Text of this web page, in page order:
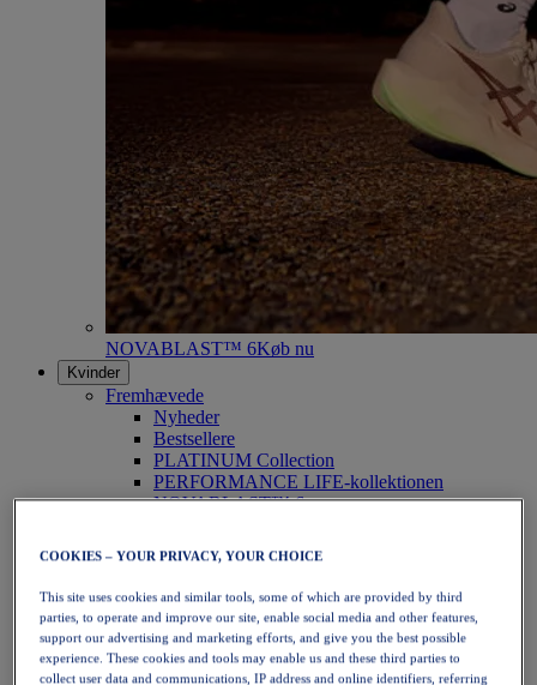
NOVABLAST™ 6Køb nu
Kvinder
Fremhævede
Nyheder
Bestsellere
PLATINUM Collection
PERFORMANCE LIFE-kollektionen
NOVABLAST™ 6
Løb
Trailløb
Tennis
Volleyball
Håndbold
Padel
Netbold
COOKIES – YOUR PRIVACY, YOUR CHOICE
This site uses cookies and similar tools, some of which are provided by third
parties, to operate and improve our site, enable social media and other features,
support our advertising and marketing efforts, and give you the best possible
experience. These cookies and tools may enable us and these third parties to
collect user data and communications, IP address and online identifiers, referring